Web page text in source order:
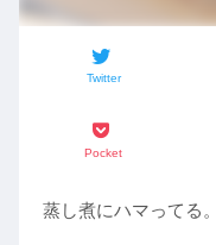
Twitter
Pocket
蒸し煮にハマってる。